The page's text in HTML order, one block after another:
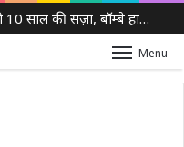
2013 रेप केस में तरुण तेजपाल को 10 साल की सज़ा, बॉम्बे हाई कोर्ट ने लगाया 10 लाख रुपये का जुर्माना
Menu